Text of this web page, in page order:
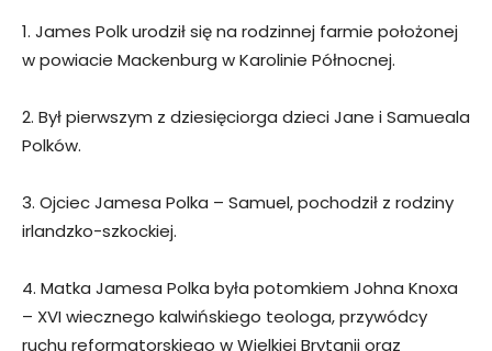
1. James Polk urodził się na rodzinnej farmie położonej
w powiacie Mackenburg w Karolinie Północnej.
2. Był pierwszym z dziesięciorga dzieci Jane i Samueala
Polków.
3. Ojciec Jamesa Polka – Samuel, pochodził z rodziny
irlandzko-szkockiej.
4. Matka Jamesa Polka była potomkiem Johna Knoxa
– XVI wiecznego kalwińskiego teologa, przywódcy
ruchu reformatorskiego w Wielkiej Brytanii oraz